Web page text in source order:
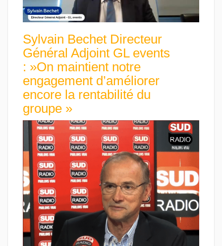
Sylvain Bechet Directeur
Général Adjoint GL events
: »On maintient notre
engagement d’améliorer
encore la rentabilité du
groupe »